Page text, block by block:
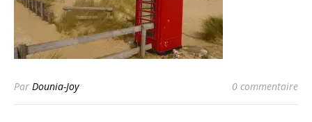
Par Dounia-Joy 0 commentaire